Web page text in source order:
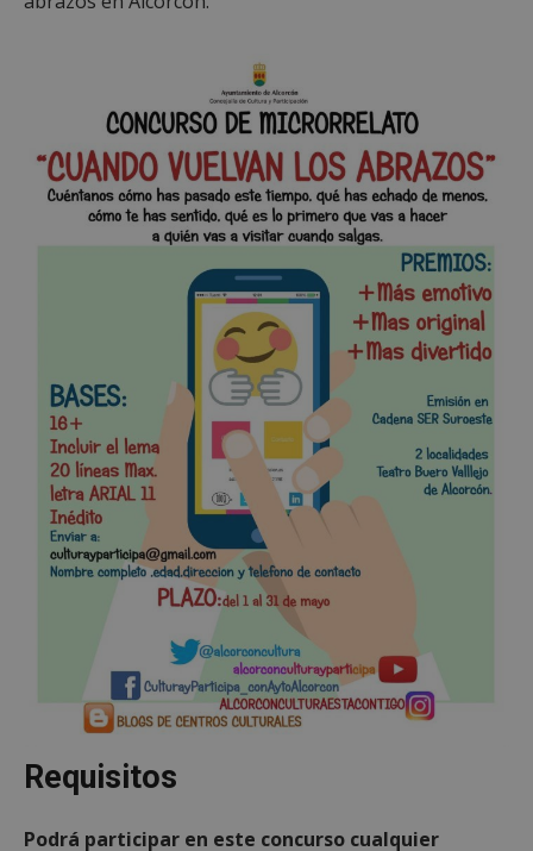
Requisitos
Podrá participar en este concurso cualquier